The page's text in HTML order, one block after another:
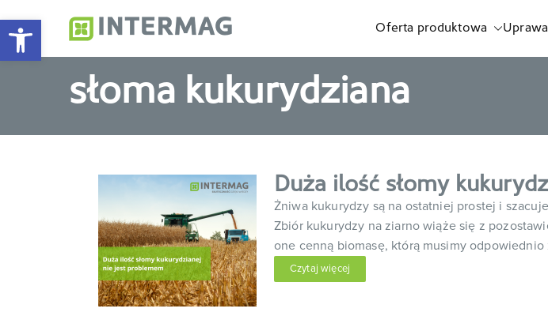
Otwórz pasek narzędziProducent nawozów dolistnych i biostymulatorów
Oferta produktowa
słoma kukurydziana
Duża ilość słomy
Żniwa kukurydzy są na ostatniej prostej i
Zbiór kukurydzy na ziarno wiąże się z
one cenną biomasę, którą musimy
Czytaj więcej